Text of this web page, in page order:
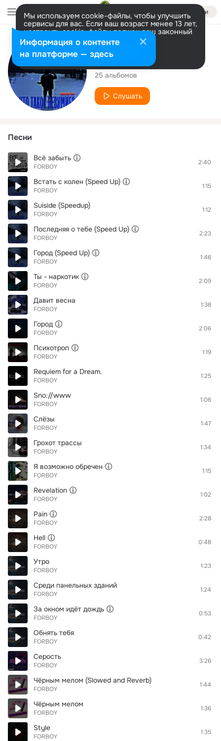
Войти
Мы используем cookie-файлы, чтобы улучшить
сервисы для вас. Если ваш возраст менее 13 лет,
настроить cookie-файлы должен ваш законный
представитель. Больше информации
Разрешить все Настроить
Исполнитель
FORBOY
25 альбомов
Слушать
Песни
Всё забыть
FORBOY
2:40
Встать с колен (Speed Up)
FORBOY
1:15
Suiside (Speedup)
FORBOY
1:12
Последняя о тебе (Speed Up)
FORBOY
2:23
Город (Speed Up)
FORBOY
1:46
Ты - наркотик
FORBOY
2:09
Давит весна
FORBOY
1:38
Город
FORBOY
2:06
Психотроп
FORBOY
1:19
Requiem for a Dream.
FORBOY
1:25
Sno://www
FORBOY
1:06
Слёзы
FORBOY
1:47
Гроxот трассы
FORBOY
1:34
Я возможно обречен
FORBOY
1:15
Revelation
FORBOY
1:02
Pain
FORBOY
2:28
Hell
FORBOY
0:48
Утро
FORBOY
1:23
Среди панельных зданий
FORBOY
1:24
За окном идёт дождь
FORBOY
0:53
Обнять тебя
FORBOY
0:42
Серость
FORBOY
3:26
Чёрным мелом (Slowed and Reverb)
FORBOY
1:44
Чёрным мелом
FORBOY
1:36
Style
FORBOY
1:35
Информация о контенте
на платформе — здесь